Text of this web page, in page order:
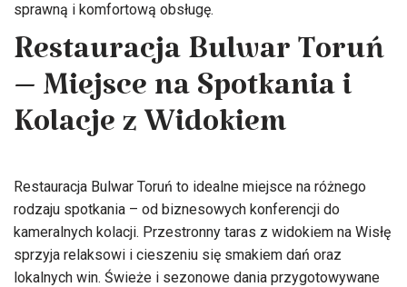
sprawną i komfortową obsługę.
Restauracja Bulwar Toruń
– Miejsce na Spotkania i
Kolacje z Widokiem
Restauracja Bulwar Toruń to idealne miejsce na różnego
rodzaju spotkania – od biznesowych konferencji do
kameralnych kolacji. Przestronny taras z widokiem na Wisłę
sprzyja relaksowi i cieszeniu się smakiem dań oraz
lokalnych win. Świeże i sezonowe dania przygotowywane